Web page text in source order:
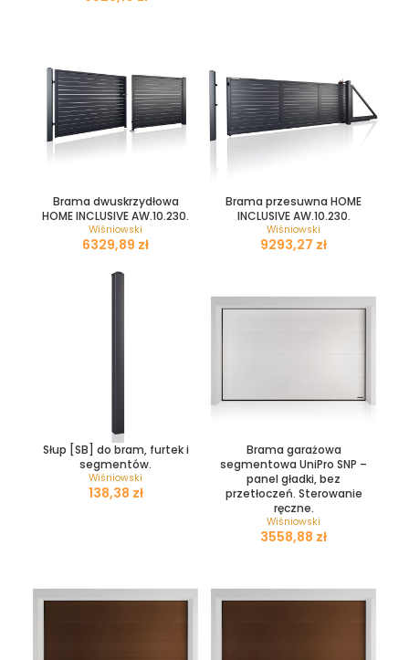
Brama dwuskrzydłowa
HOME INCLUSIVE AW.10.230.
Wiśniowski
zł
Brama przesuwna HOME
INCLUSIVE AW.10.230.
Wiśniowski
zł
Słup [SB] do bram, furtek i
segmentów.
Wiśniowski
zł
Brama garażowa
segmentowa UniPro SNP –
panel gładki, bez
przetłoczeń. Sterowanie
ręczne.
Wiśniowski
zł